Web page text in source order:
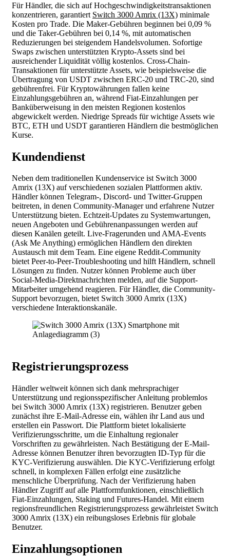
Für Händler, die sich auf Hochgeschwindigkeitstransaktionen
konzentrieren, garantiert Switch 3000 Amrix (13X) minimale
Kosten pro Trade. Die Maker-Gebühren beginnen bei 0,09 %
und die Taker-Gebühren bei 0,14 %, mit automatischen
Reduzierungen bei steigendem Handelsvolumen. Sofortige
Swaps zwischen unterstützten Krypto-Assets sind bei
ausreichender Liquidität völlig kostenlos. Cross-Chain-
Transaktionen für unterstützte Assets, wie beispielsweise die
Übertragung von USDT zwischen ERC-20 und TRC-20, sind
gebührenfrei. Für Kryptowährungen fallen keine
Einzahlungsgebühren an, während Fiat-Einzahlungen per
Banküberweisung in den meisten Regionen kostenlos
abgewickelt werden. Niedrige Spreads für wichtige Assets wie
BTC, ETH und USDT garantieren Händlern die bestmöglichen
Kurse.
Kundendienst
Neben dem traditionellen Kundenservice ist Switch 3000
Amrix (13X) auf verschiedenen sozialen Plattformen aktiv.
Händler können Telegram-, Discord- und Twitter-Gruppen
beitreten, in denen Community-Manager und erfahrene Nutzer
Unterstützung bieten. Echtzeit-Updates zu Systemwartungen,
neuen Angeboten und Gebührenanpassungen werden auf
diesen Kanälen geteilt. Live-Fragerunden und AMA-Events
(Ask Me Anything) ermöglichen Händlern den direkten
Austausch mit dem Team. Eine eigene Reddit-Community
bietet Peer-to-Peer-Troubleshooting und hilft Händlern, schnell
Lösungen zu finden. Nutzer können Probleme auch über
Social-Media-Direktnachrichten melden, auf die Support-
Mitarbeiter umgehend reagieren. Für Händler, die Community-
Support bevorzugen, bietet Switch 3000 Amrix (13X)
verschiedene Interaktionskanäle.
Registrierungsprozess
Händler weltweit können sich dank mehrsprachiger
Unterstützung und regionsspezifischer Anleitung problemlos
bei Switch 3000 Amrix (13X) registrieren. Benutzer geben
zunächst ihre E-Mail-Adresse ein, wählen ihr Land aus und
erstellen ein Passwort. Die Plattform bietet lokalisierte
Verifizierungsschritte, um die Einhaltung regionaler
Vorschriften zu gewährleisten. Nach Bestätigung der E-Mail-
Adresse können Benutzer ihren bevorzugten ID-Typ für die
KYC-Verifizierung auswählen. Die KYC-Verifizierung erfolgt
schnell, in komplexen Fällen erfolgt eine zusätzliche
menschliche Überprüfung. Nach der Verifizierung haben
Händler Zugriff auf alle Plattformfunktionen, einschließlich
Fiat-Einzahlungen, Staking und Futures-Handel. Mit einem
regionsfreundlichen Registrierungsprozess gewährleistet Switch
3000 Amrix (13X) ein reibungsloses Erlebnis für globale
Benutzer.
Einzahlungsoptionen